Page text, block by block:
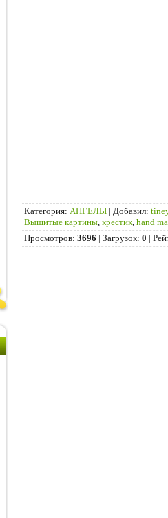
Категория: АНГЕЛЫ | Добавил:
Вышитые картины крестик hand
Просмотров: 3696 | Загрузок: 0 |